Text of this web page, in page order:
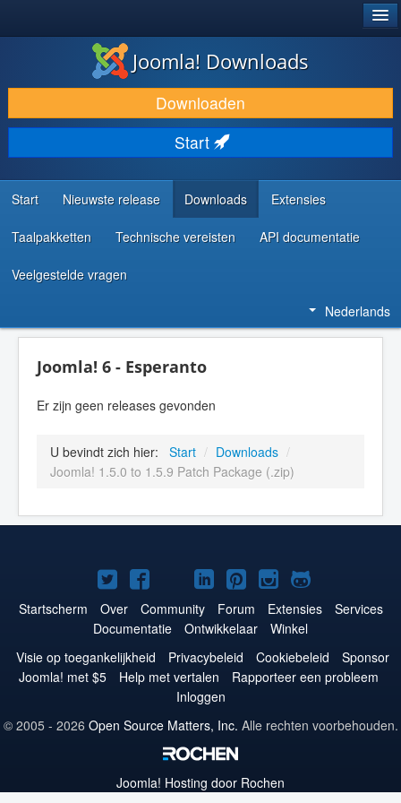
DOWNLOAD & BREID UIT
ONTDEK & LEER
COMMUNITY & ONDERSTEUNING
ONTWIKKELAARSBRONNEN
Joomla! Downloads
Downloaden
Start
Start Nieuwste release Downloads Extensies
Taalpakketten Technische vereisten API documentatie
Veelgestelde vragen
Nederlands
Joomla! 6 - Esperanto
Er zijn geen releases gevonden
U bevindt zich hier: Start / Downloads /
Joomla! 1.5.0 to 1.5.9 Patch Package (.zip)
Joomla!
op
Twitter
Joomla!
op
Facebook
Joomla!
op
YouTube
Joomla!
op
LinkedIn
Joomla!
op
Pinterest
Joomla!
op
Instagram
Joomla!
op
GitHub
Startscherm Over Community Forum Extensies
Services
Documentatie
Ontwikkelaar
Winkel
Visie op toegankelijkheid
Privacybeleid Cookiebeleid
Sponsor
Joomla! met $5
Help met vertalen
Rapporteer een probleem
Inloggen
© 2005 - 2026 Open Source Matters, Inc. Alle rechten voorbehouden.
Joomla! Hosting door Rochen